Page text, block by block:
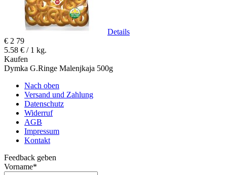
Details
€ 2 79
5.58 € / 1 kg.
Kaufen
Dymka G.Ringe Malenjkaja 500g
Nach oben
Versand und Zahlung
Datenschutz
Widerruf
AGB
Impressum
Kontakt
Feedback geben
Vorname*